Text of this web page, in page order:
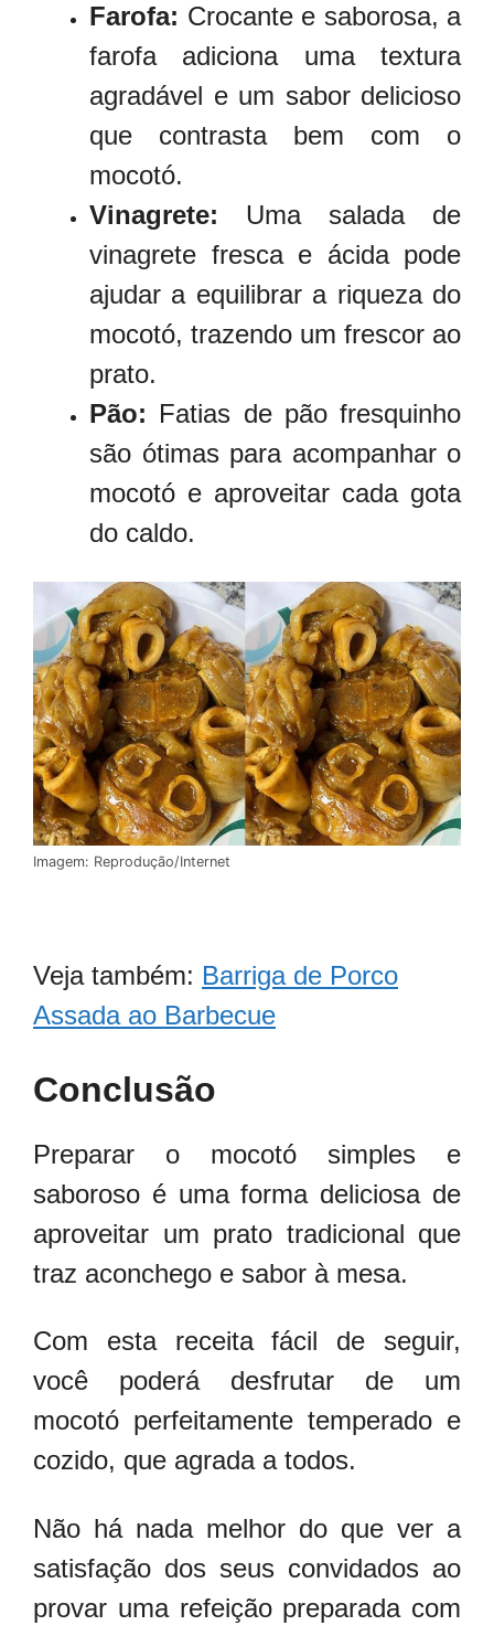
Farofa: Crocante e saborosa, a
farofa adiciona uma textura
agradável e um sabor delicioso
que contrasta bem com o
mocotó.
Vinagrete: Uma salada de
vinagrete fresca e ácida pode
ajudar a equilibrar a riqueza do
mocotó, trazendo um frescor ao
prato.
Pão: Fatias de pão fresquinho
são ótimas para acompanhar o
mocotó e aproveitar cada gota
do caldo.
Imagem: Reprodução/Internet
Veja também: Barriga de Porco
Assada ao Barbecue
Conclusão
Preparar o mocotó simples e
saboroso é uma forma deliciosa de
aproveitar um prato tradicional que
traz aconchego e sabor à mesa.
Com esta receita fácil de seguir,
você poderá desfrutar de um
mocotó perfeitamente temperado e
cozido, que agrada a todos.
Não há nada melhor do que ver a
satisfação dos seus convidados ao
provar uma refeição preparada com